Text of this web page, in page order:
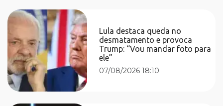
Lula destaca queda no
desmatamento e provoca
Trump: “Vou mandar foto para
ele”
07/08/2026 18:10